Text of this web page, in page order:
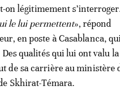
on légitimement
le lui permettent», répond
en poste à Casablanca,
Des qualités qui lui ont valu la
de sa carrière au ministère
Skhirat-Témara.